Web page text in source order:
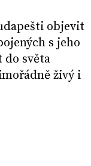
objevit
s jeho
do světa
živý i